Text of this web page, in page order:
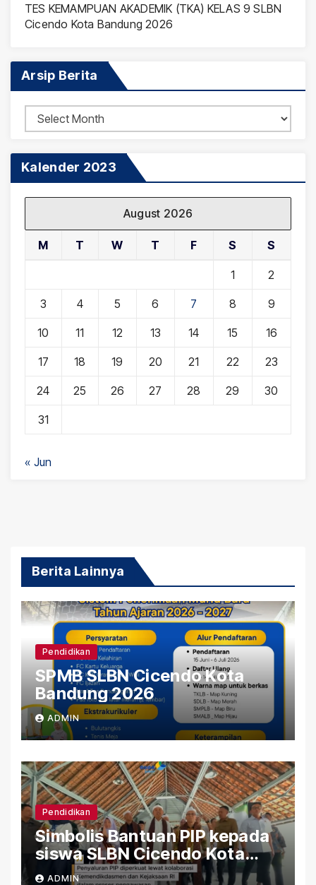
TES KEMAMPUAN AKADEMIK (TKA) KELAS 9 SLBN
Cicendo Kota Bandung 2026
Arsip Berita
Arsip
Berita
Kalender 2023
August 2026
M T W T F S S
1 2
3 4 5 6 7 8 9
10 11 12 13 14 15 16
17 18 19 20 21 22 23
24 25 26 27 28 29 30
31
« Jun
Berita Lainnya
Pendidikan
SPMB SLBN Cicendo Kota
Bandung 2026
ADMIN
Pendidikan
Simbolis Bantuan PIP kepada
siswa SLBN Cicendo Kota
Bandung
ADMIN